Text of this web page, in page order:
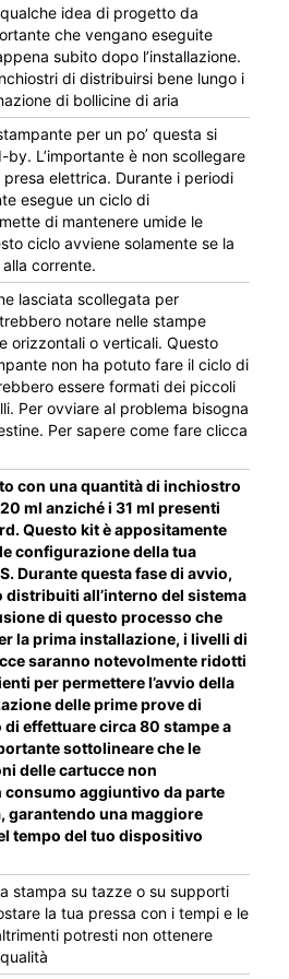
idea di progetto da
che vengano eseguite
subito dopo l’installazione.
di distribuirsi bene lungo i
di bollicine di aria
per un po’ questa si
L’importante è non scollegare
elettrica. Durante i periodi
esegue un ciclo di
di mantenere umide le
ciclo avviene solamente se la
corrente.
lasciata scollegata per
notare nelle stampe
orizzontali o verticali. Questo
non ha potuto fare il ciclo di
essere formati dei piccoli
Per ovviare al problema bisogna
Per sapere come fare clicca
con una quantità di inchiostro
ml anziché i 31 ml presenti
Questo kit è appositamente
configurazione della tua
Durante questa fase di avvio,
all’interno del sistema
di questo processo che
la prima installazione, i livelli di
saranno notevolmente ridotti
per permettere l’avvio della
delle prime prove di
effettuare circa 80 stampe a
sottolineare che le
delle cartucce non
aggiuntivo da parte
garantendo una maggiore
tempo del tuo dispositivo
stampa su tazze o su supporti
la tua pressa con i tempi e le
potresti non ottenere